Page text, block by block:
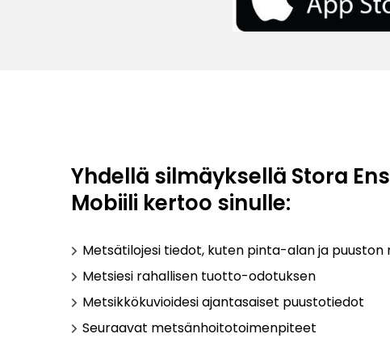
Yhdellä silmäyksellä Stora
Mobiili kertoo sinulle:
Metsätilojesi tiedot, kuten pinta-alan ja puuston
Metsiesi rahallisen tuotto-odotuksen
Metsikkökuvioidesi ajantasaiset puustotiedot
Seuraavat metsänhoitotoimenpiteet